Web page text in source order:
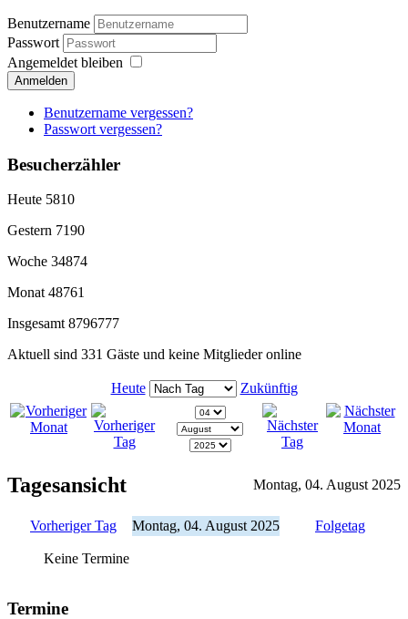
Benutzername
Passwort
Angemeldet bleiben
Anmelden
Benutzername vergessen?
Passwort vergessen?
Besucherzähler
Heute 5810
Gestern 7190
Woche 34874
Monat 48761
Insgesamt 8796777
Aktuell sind 331 Gäste und keine Mitglieder online
Heute Zukünftig
Tagesansicht Montag, 04. August 2025
Vorheriger Tag Montag, 04. August 2025 Folgetag
Keine Termine
Termine